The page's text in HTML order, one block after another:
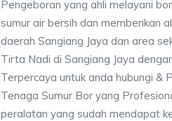
Pengeboran yang ahli melayani
sumur air bersih dan memberikan
daerah Sangiang Jaya dan area
Tirta Nadi di Sangiang Jaya
Terpercaya untuk anda hubungi &
Tenaga Sumur Bor yang
peralatan yang sudah mendapat